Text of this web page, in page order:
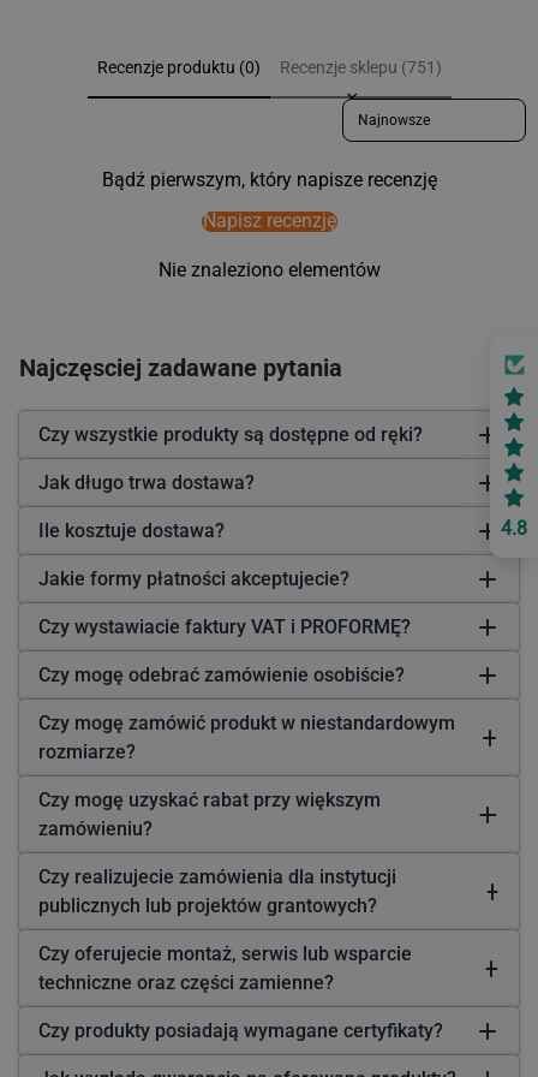
Recenzje produktu (0) Recenzje sklepu (751)
Sort reviews by
Bądź pierwszym, który napisze recenzję
Napisz recenzję
Nie znaleziono elementów
Najczęsciej zadawane pytania
Czy wszystkie produkty są dostępne od ręki?
Jak długo trwa dostawa?
Ile kosztuje dostawa?
Jakie formy płatności akceptujecie?
Czy wystawiacie faktury VAT i PROFORMĘ?
Czy mogę odebrać zamówienie osobiście?
Czy mogę zamówić produkt w niestandardowym
rozmiarze?
Czy mogę uzyskać rabat przy większym
zamówieniu?
Czy realizujecie zamówienia dla instytucji
publicznych lub projektów grantowych?
Czy oferujecie montaż, serwis lub wsparcie
techniczne oraz części zamienne?
Czy produkty posiadają wymagane certyfikaty?
4.8